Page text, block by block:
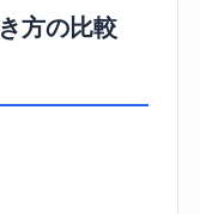
方の比較